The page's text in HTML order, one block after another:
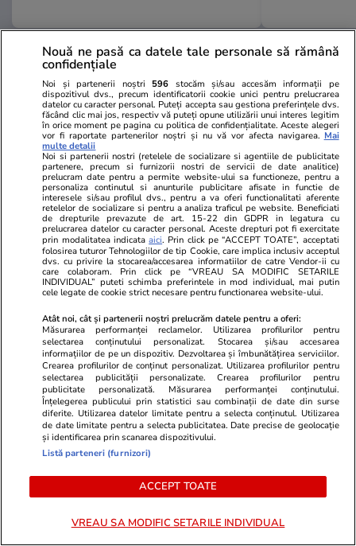
POLITIC
Politică 19:33
Răspunsul premierului Ilie
Bolojan, întrebat dacă este
pregătit să asigure interimatul
la Guvern până la finalul
acestui an și de ce nu pleacă
Politică 18:37
Ilie Bolojan cere ca declarațiile
de avere ale demnitarilor să fie
publicate pe site-ul ANI: „Vom
susține în Parlament acest
lucru”
PARTENERI
Nouă ne pasă ca datele tale personale să rămână
confidențiale
Noi și partenerii noștri 596 stocăm și/sau accesăm informații pe
dispozitivul dvs., precum identificatorii cookie unici pentru prelucrarea
datelor cu caracter personal. Puteți accepta sau gestiona preferințele dvs.
făcând clic mai jos, respectiv vă puteți opune utilizării unui interes legitim
în orice moment pe pagina cu politica de confidențialitate. Aceste alegeri
vor fi raportate partenerilor noștri și nu vă vor afecta navigarea. Mai
multe detalii
Noi si partenerii nostri (retelele de socializare si agentiile de publicitate
partenere, precum si furnizorii nostri de servicii de date analitice)
prelucram date pentru a permite website-ului sa functioneze, pentru a
personaliza continutul si anunturile publicitare afisate in functie de
interesele si/sau profilul dvs., pentru a va oferi functionalitati aferente
retelelor de socializare si pentru a analiza traficul pe website. Beneficiati
de drepturile prevazute de art. 15-22 din GDPR in legatura cu
prelucrarea datelor cu caracter personal. Aceste drepturi pot fi exercitate
prin modalitatea indicataaici. Prin click pe “ACCEPT TOATE”, acceptati
folosirea tuturor Tehnologiilor de tip Cookie, care implica inclusiv acceptul
dvs. cu privire la stocarea/accesarea informatiilor de catre Vendor-ii cu
care colaboram. Prin click pe “VREAU SA MODIFIC SETARILE
INDIVIDUAL” puteti schimba preferintele in mod individual, mai putin
cele legate de cookie strict necesare pentru functionarea website-ului.
Atât noi, cât și partenerii noștri prelucrăm datele pentru a oferi:
Măsurarea performanței reclamelor. Utilizarea profilurilor pentru
selectarea conținutului personalizat. Stocarea și/sau accesarea
informațiilor de pe un dispozitiv. Dezvoltarea și îmbunătățirea serviciilor.
Crearea profilurilor de conținut personalizat. Utilizarea profilurilor pentru
selectarea publicității personalizate. Crearea profilurilor pentru
publicitate personalizată. Măsurarea performanței conținutului.
Înțelegerea publicului prin statistici sau combinații de date din surse
diferite. Utilizarea datelor limitate pentru a selecta conținutul. Utilizarea
de date limitate pentru a selecta publicitatea. Date precise de geolocație
și identificarea prin scanarea dispozitivului.
Listă parteneri (furnizori)
ACCEPT TOATE
VREAU SA MODIFIC SETARILE INDIVIDUAL